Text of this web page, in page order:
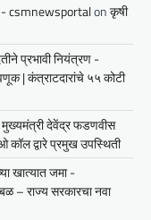
- csmnewsportalonकृषी
प्रभावी नियंत्रण -
| कंत्राटदारांचे ५५ कोटी
मुख्यमंत्री देवेंद्र फडणवीस
कॉल द्वारे प्रमुख उपस्थिती
खात्यात जमा -
– राज्य सरकारचा नवा